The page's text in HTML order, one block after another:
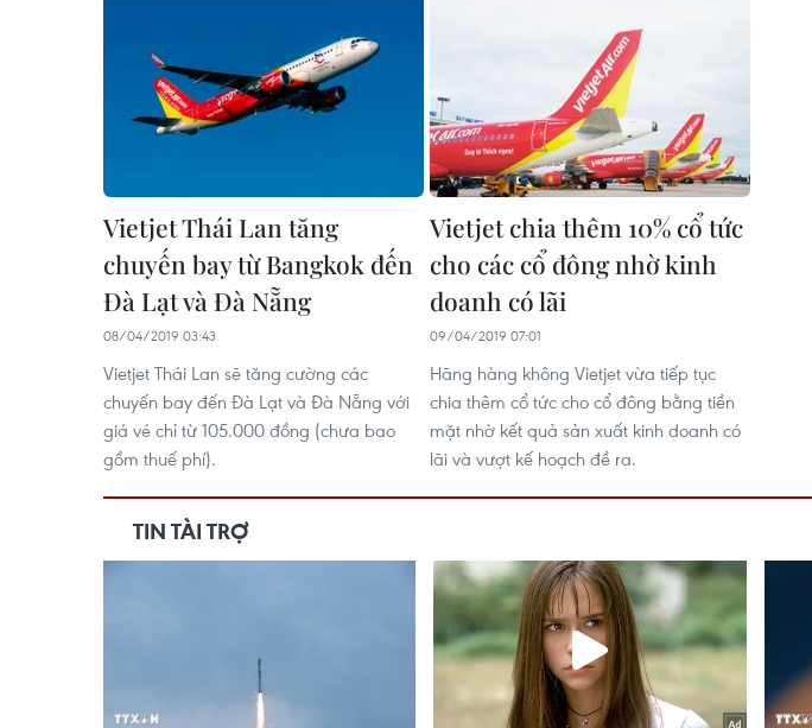
Vietjet Thái Lan tăng
chuyến bay từ Bangkok đến
Đà Lạt và Đà Nẵng
08/04/2019 03:43
Vietjet Thái Lan sẽ tăng cường các
chuyến bay đến Đà Lạt và Đà Nẵng với
giá vé chỉ từ 105.000 đồng (chưa bao
gồm thuế phí).
Vietjet chia thêm 10% cổ tức
cho các cổ đông nhờ kinh
doanh có lãi
09/04/2019 07:01
Hãng hàng không Vietjet vừa tiếp tục
chia thêm cổ tức cho cổ đông bằng tiền
mặt nhờ kết quả sản xuất kinh doanh có
lãi và vượt kế hoạch đề ra.